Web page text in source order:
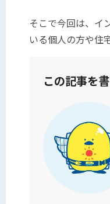
そこで今回は、イ
いる個人の方や住
この記事を